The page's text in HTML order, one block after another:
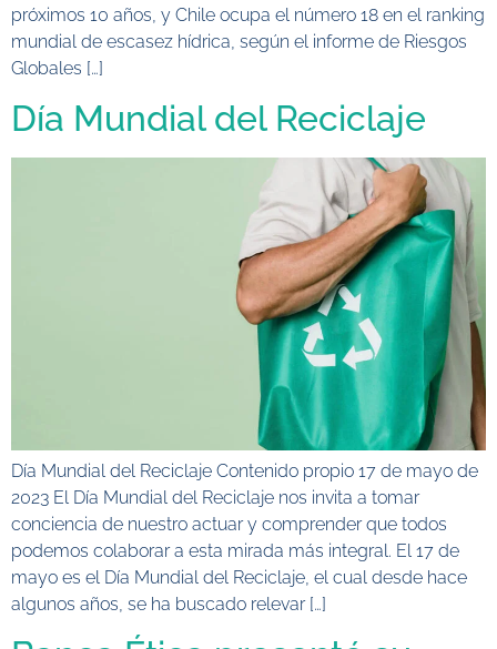
próximos 10 años, y Chile ocupa el número 18 en el ranking
mundial de escasez hídrica, según el informe de Riesgos
Globales […]
Día Mundial del Reciclaje
Día Mundial del Reciclaje Contenido propio 17 de mayo de
2023 El Día Mundial del Reciclaje nos invita a tomar
conciencia de nuestro actuar y comprender que todos
podemos colaborar a esta mirada más integral. El 17 de
mayo es el Día Mundial del Reciclaje, el cual desde hace
algunos años, se ha buscado relevar […]